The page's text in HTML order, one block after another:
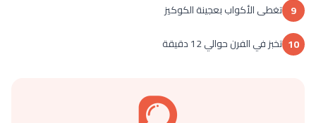
9 تغطى الأكواب بعجينة الكوكيز
10 تخبز في الفرن حوالي 12 دقيقة